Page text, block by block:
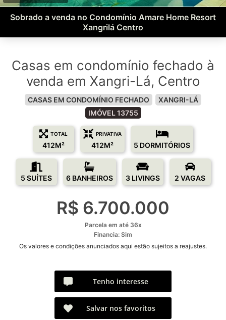
Sobrado a venda no Condomínio Amare Home Resort
Xangrilá Centro
Casas em condomínio fechado à
venda em Xangri-Lá, Centro
CASAS EM CONDOMÍNIO FECHADO
XANGRI-LÁ
IMÓVEL 13755
TOTAL
412M²
PRIVATIVA
412M² 5 DORMITÓRIOS
5 SUÍTES 6 BANHEIROS 3 LIVINGS 2 VAGAS
R$ 6.700.000
Parcela em até 36x
Financia: Sim
Os valores e condições anunciados aqui estão sujeitos a reajustes.
Tenho interesse
Salvar nos favoritos